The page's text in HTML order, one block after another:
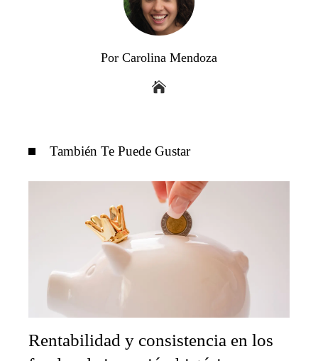
Por Carolina Mendoza
También Te Puede Gustar
Rentabilidad y consistencia en los